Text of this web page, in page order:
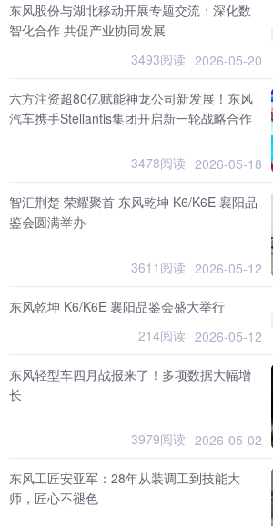
东风股份与湖北移动开展专题交流：深化数
智化合作 共促产业协同发展
3493阅读 2026-05-20
六方注资超80亿赋能神龙公司新发展！东风
汽车携手Stellantis集团开启新一轮战略合作
3478阅读 2026-05-18
智汇荆楚 荣耀聚首 东风乾坤 K6/K6E 襄阳品
鉴会圆满举办
3611阅读 2026-05-12
东风乾坤 K6/K6E 襄阳品鉴会盛大举行
214阅读 2026-05-12
东风轻型车四月战报来了！多项数据大幅增
长
3979阅读 2026-05-02
东风工匠安亚军：28年从装调工到技能大
师，匠心不褪色